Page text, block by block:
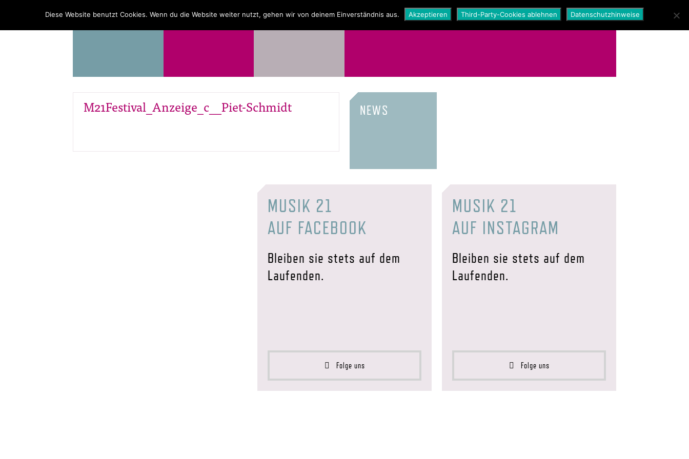
PROGRAMM ÜBER UNS NEWS SHOP
M21Festival_Anzeige_c__Piet-Schmidt NEWS
MUSIK 21
AUF FACEBOOK
Bleiben sie stets auf dem
Laufenden.
Folge uns
MUSIK 21
AUF INSTAGRAM
Bleiben sie stets auf dem
Laufenden.
Folge uns
Diese Website benutzt Cookies. Wenn du die Website weiter nutzt, gehen wir von deinem Einverständnis aus. Akzeptieren Third-Party-Cookies ablehnen Datenschutzhinweise